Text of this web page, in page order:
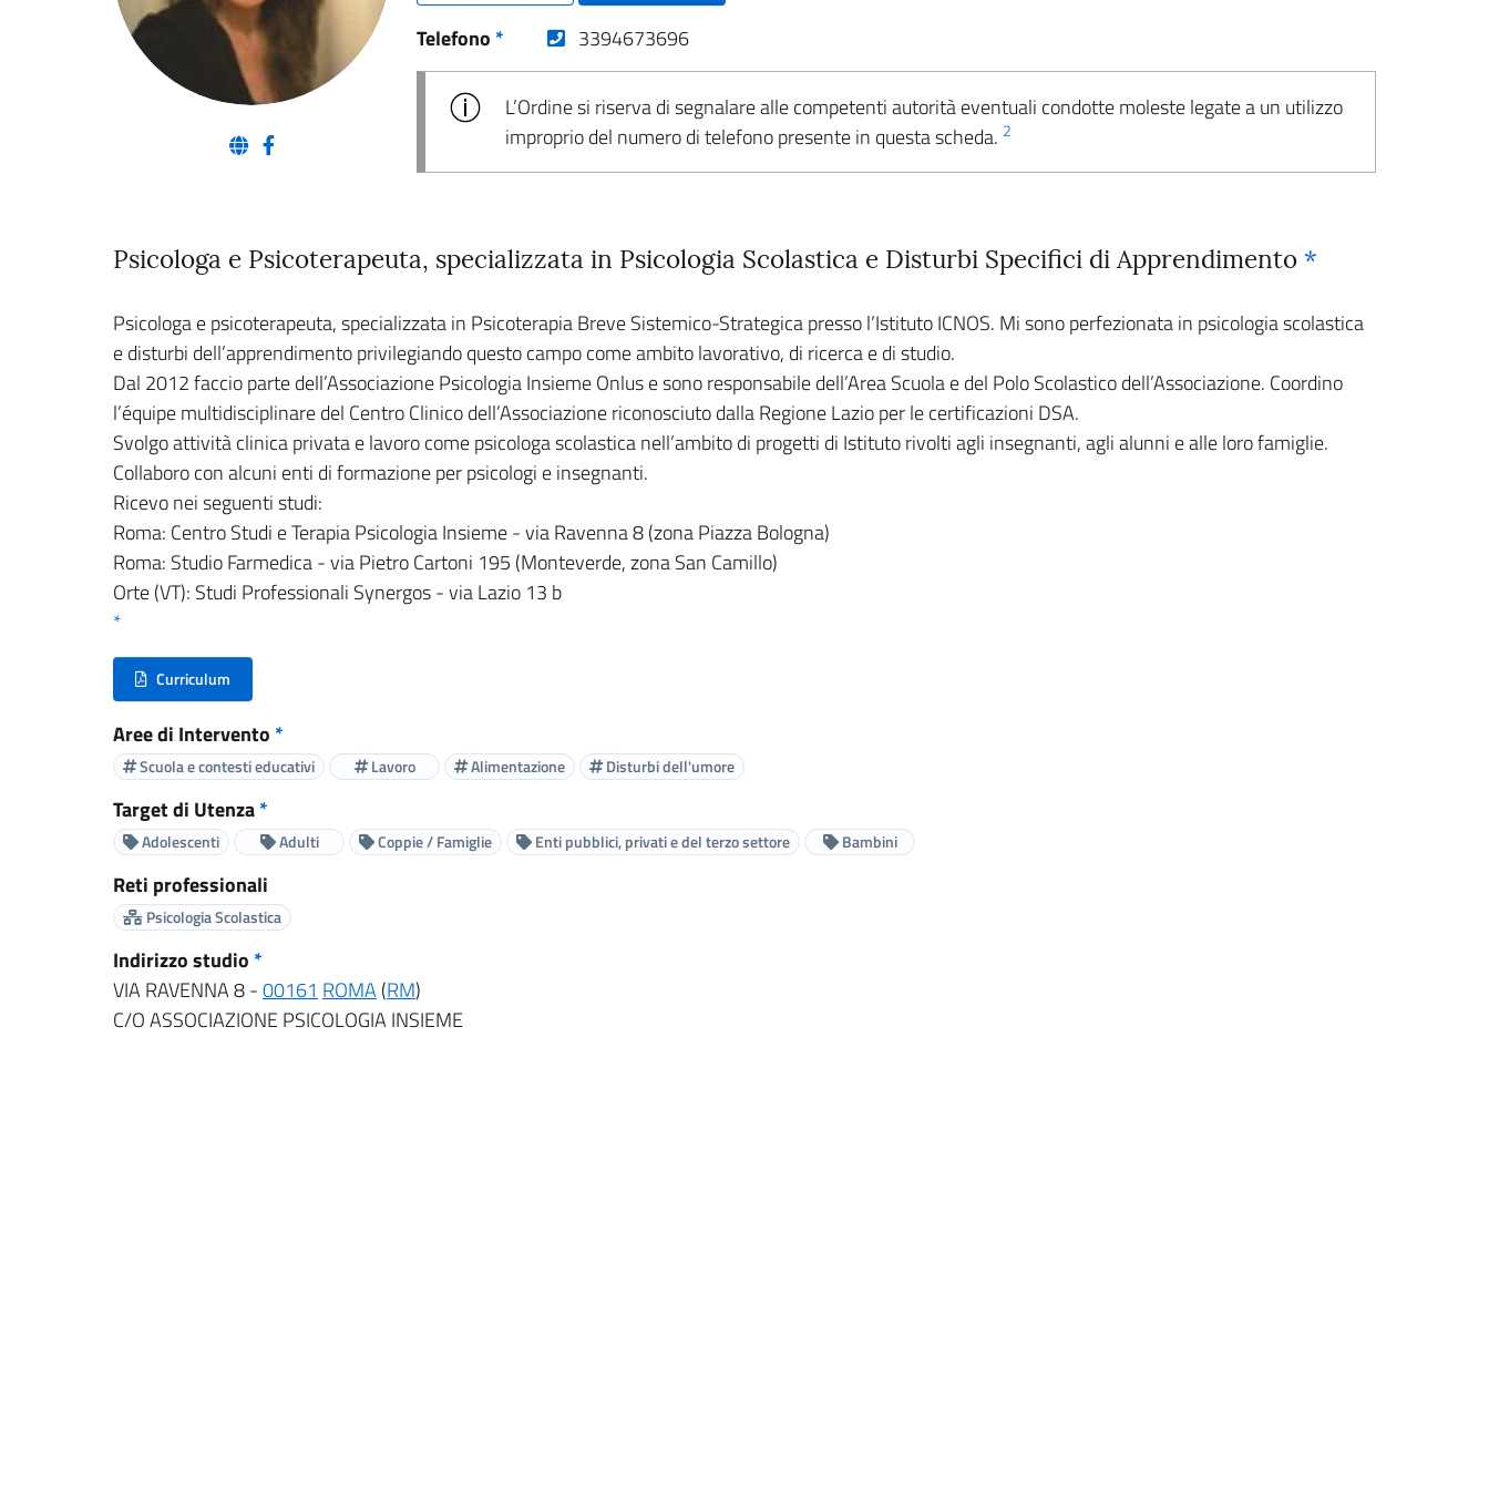
(nuova scheda - new tab)
(nuova scheda - new tab)
Telefono * (nuova scheda - new tab)
3394673696
L’Ordine si riserva di segnalare alle competenti autorità eventuali condotte moleste legate a un utilizzo
improprio del numero di telefono presente in questa scheda. 2
Psicologa e Psicoterapeuta, specializzata in Psicologia Scolastica e Disturbi Specifici di Apprendimento *
Psicologa e psicoterapeuta, specializzata in Psicoterapia Breve Sistemico-Strategica presso l’Istituto ICNOS. Mi sono perfezionata in psicologia scolastica
e disturbi dell’apprendimento privilegiando questo campo come ambito lavorativo, di ricerca e di studio.
Dal 2012 faccio parte dell’Associazione Psicologia Insieme Onlus e sono responsabile dell’Area Scuola e del Polo Scolastico dell’Associazione. Coordino
l’équipe multidisciplinare del Centro Clinico dell’Associazione riconosciuto dalla Regione Lazio per le certificazioni DSA.
Svolgo attività clinica privata e lavoro come psicologa scolastica nell’ambito di progetti di Istituto rivolti agli insegnanti, agli alunni e alle loro famiglie.
Collaboro con alcuni enti di formazione per psicologi e insegnanti.
Ricevo nei seguenti studi:
Roma: Centro Studi e Terapia Psicologia Insieme - via Ravenna 8 (zona Piazza Bologna)
Roma: Studio Farmedica - via Pietro Cartoni 195 (Monteverde, zona San Camillo)
Orte (VT): Studi Professionali Synergos - via Lazio 13 b
*
Curriculum
(nuova scheda - new tab)
Aree di Intervento *
Scuola e contesti educativi Lavoro Alimentazione Disturbi dell'umore
Target di Utenza*
Adolescenti Adulti Coppie / Famiglie Enti pubblici, privati e del terzo settore Bambini
Reti professionali
Psicologia Scolastica
Indirizzo studio *
VIA RAVENNA 8 -00161 ROMA(RM)
C/O ASSOCIAZIONE PSICOLOGIA INSIEME